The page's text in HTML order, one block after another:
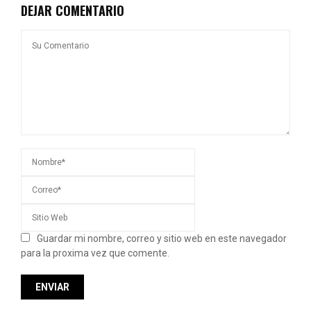
DEJAR COMENTARIO
Guardar mi nombre, correo y sitio web en este navegador
para la proxima vez que comente.